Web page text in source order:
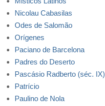
Nicolau Cabasilas
Odes de Salomão
Orígenes
Paciano de Barcelona
Padres do Deserto
Pascásio Radberto (séc. IX)
Patrício
Paulino de Nola